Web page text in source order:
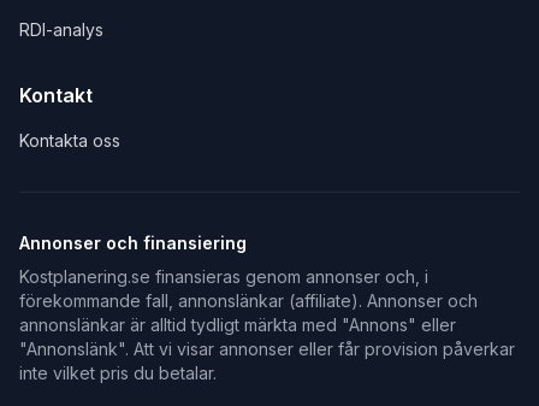
RDI-analys
Kontakt
Kontakta oss
Annonser och finansiering
Kostplanering.se finansieras genom annonser och, i
förekommande fall, annonslänkar (affiliate). Annonser och
annonslänkar är alltid tydligt märkta med "Annons" eller
"Annonslänk". Att vi visar annonser eller får provision påverkar
inte vilket pris du betalar.